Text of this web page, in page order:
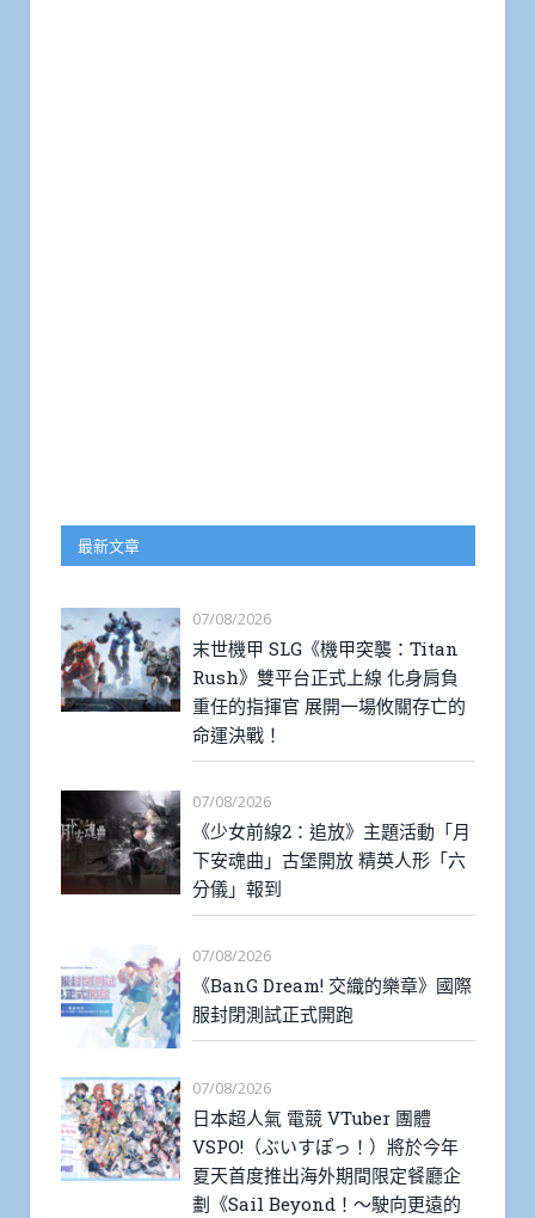
最新文章
07/08/2026
末世機甲 SLG《機甲突襲：Titan
Rush》雙平台正式上線 化身肩負
重任的指揮官 展開一場攸關存亡的
命運決戰！
07/08/2026
《少女前線2：追放》主題活動「月
下安魂曲」古堡開放 精英人形「六
分儀」報到
07/08/2026
《BanG Dream! 交織的樂章》國際
服封閉測試正式開跑
07/08/2026
日本超人氣 電競 VTuber 團體
VSPO!（ぶいすぽっ！）將於今年
夏天首度推出海外期間限定餐廳企
劃《Sail Beyond！～駛向更遠的